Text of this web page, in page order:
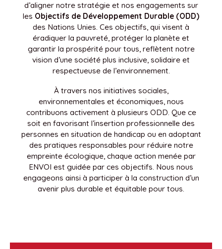
d’aligner notre stratégie et nos engagements sur
les Objectifs de Développement Durable (ODD)
des Nations Unies. Ces objectifs, qui visent à
éradiquer la pauvreté, protéger la planète et
garantir la prospérité pour tous, reflètent notre
vision d’une société plus inclusive, solidaire et
respectueuse de l’environnement.
À travers nos initiatives sociales,
environnementales et économiques, nous
contribuons activement à plusieurs ODD. Que ce
soit en favorisant l’insertion professionnelle des
personnes en situation de handicap ou en adoptant
des pratiques responsables pour réduire notre
empreinte écologique, chaque action menée par
ENVOI est guidée par ces objectifs. Nous nous
engageons ainsi à participer à la construction d’un
avenir plus durable et équitable pour tous.